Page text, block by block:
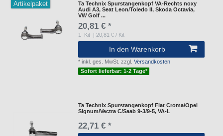
Artikelpaket
Ta Technix Spurstangenkopf VA-Rechts noxy
Audi A3, Seat Leon/Toledo II, Skoda Octavia,
VW Golf ...
20,81 € *
1 Kit | 20,81 € / Kit
In den Warenkorb
*inkl. ges. MwSt. zzgl.Versandkosten
Sofort lieferbar: 1-2 Tage*
Ta Technix Spurstangenkopf Fiat Croma/Opel
Signum/Vectra C/Saab 9-3/9-5, VA-L
22,71 € *